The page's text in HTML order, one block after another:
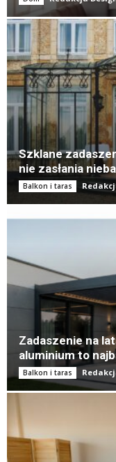
Szklane
nie zasłania nieba
Balkon i taras
Zadaszenie na
aluminium to
Balkon i taras